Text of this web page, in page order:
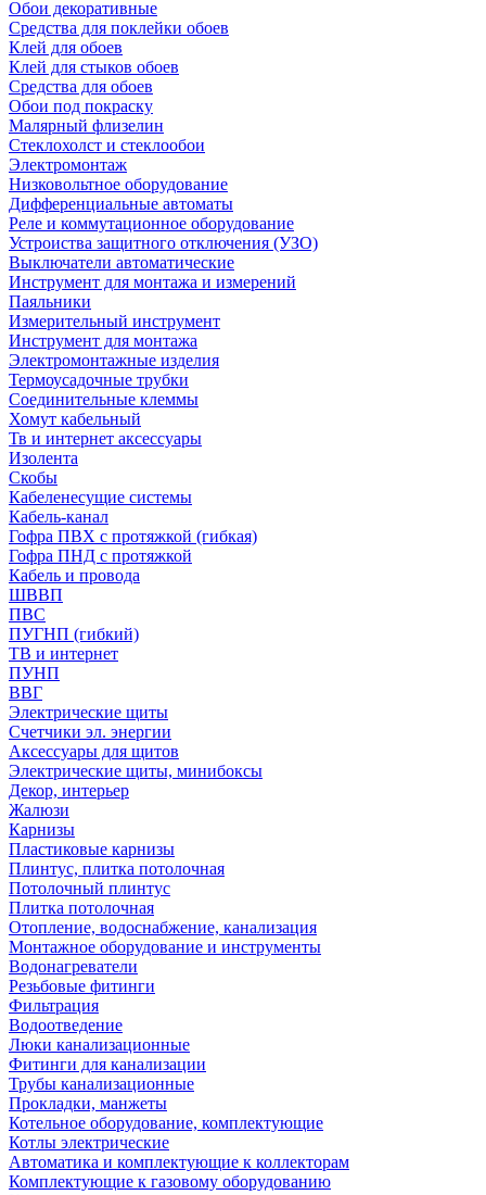
Обои декоративные
Средства для поклейки обоев
Клей для обоев
Клей для стыков обоев
Средства для обоев
Обои под покраску
Малярный флизелин
Стеклохолст и стеклообои
Электромонтаж
Низковольтное оборудование
Дифференциальные автоматы
Реле и коммутационное оборудование
Устроиства защитного отключения (УЗО)
Выключатели автоматические
Инструмент для монтажа и измерений
Паяльники
Измерительный инструмент
Инструмент для монтажа
Электромонтажные изделия
Термоусадочные трубки
Соединительные клеммы
Хомут кабельный
Тв и интернет аксессуары
Изолента
Скобы
Кабеленесущие системы
Кабель-канал
Гофра ПВХ с протяжкой (гибкая)
Гофра ПНД с протяжкой
Кабель и провода
ШВВП
ПВС
ПУГНП (гибкий)
ТВ и интернет
ПУНП
ВВГ
Электрические щиты
Счетчики эл. энергии
Аксессуары для щитов
Электрические щиты, минибоксы
Декор, интерьер
Жалюзи
Карнизы
Пластиковые карнизы
Плинтус, плитка потолочная
Потолочный плинтус
Плитка потолочная
Отопление, водоснабжение, канализация
Монтажное оборудование и инструменты
Водонагреватели
Резьбовые фитинги
Фильтрация
Водоотведение
Люки канализационные
Фитинги для канализации
Трубы канализационные
Прокладки, манжеты
Котельное оборудование, комплектующие
Котлы электрические
Автоматика и комплектующие к коллекторам
Комплектующие к газовому оборудованию